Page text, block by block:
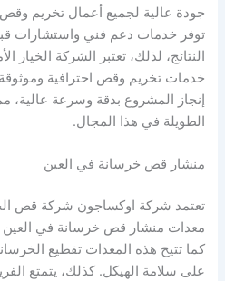
جودة عالية لجميع أعمال تخريم
توفر خدمات دعم فني واستشارات
النتائج، لذلك، تعتبر الشركة
خدمات تخريم وقص احترافية
إنجاز المشروع بدقة وسرعة عالية،
الطويلة في هذا المجال.
منشار قص خرسانة في العين
تعتمد شركة اوكساجون شركة قص
معدات منشار قص خرسانة في العين
كما تتيح هذه المعدات تقطيع
على سلامة الهيكل. كذلك، يتمتع